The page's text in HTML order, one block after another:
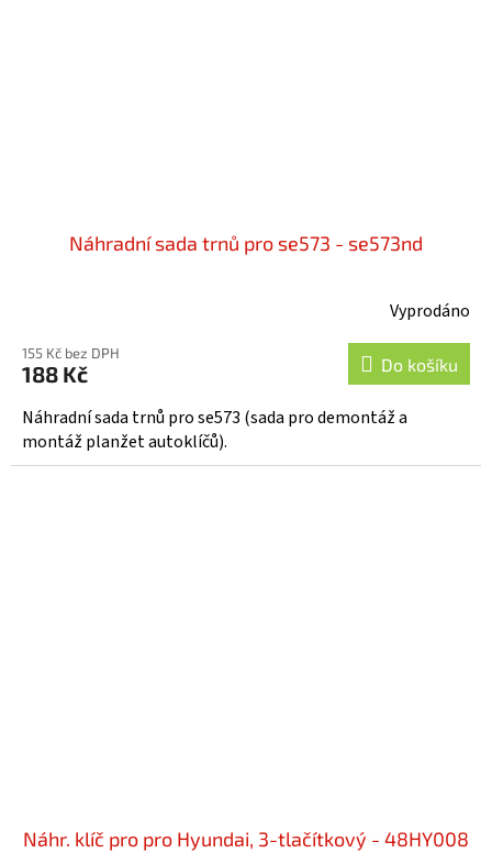
Náhradní sada trnů pro se573 - se573nd
Vyprodáno
155 Kč bez DPH
188 Kč Do košíku
Náhradní sada trnů pro se573 (sada pro demontáž a
montáž planžet autoklíčů).
Náhr. klíč pro pro Hyundai, 3-tlačítkový - 48HY008